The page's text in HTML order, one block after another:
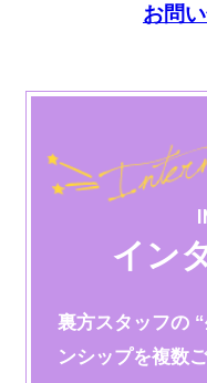
お問
イン
裏方スタッフの
ンシップを複数